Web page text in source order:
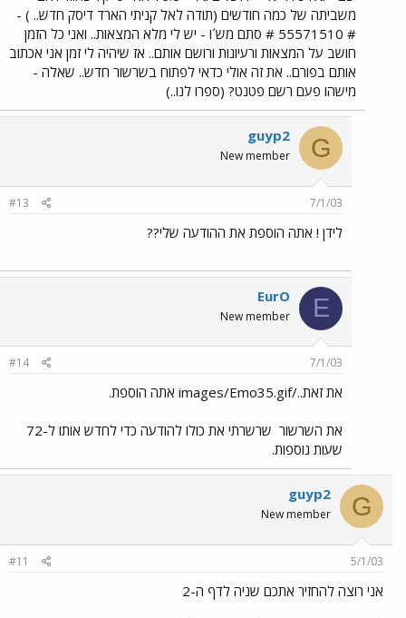
משביתה של כמה חודשים (תודה לאל קניתי הארד דיסק חדש.. ) -
# 55571510 # סתם מש´ו - יש לי מלא המצאות.. ואני כל הזמן
חושב על המצאות ורעיונות ורושם אותם.. אז שיהיה לי זמן אני אכתוב
אותם בפורם.. את זה אולי כדאי לפתוח בשרשור חדש.. שאלה -
מישהו פעם רשם פטנט? (ספרו לנו..)
G
guyp2
New member
7/1/03
#13
לידן ! אתה הוספת את ההודעה שלי??
E
EurO
New member
7/1/03
#14
את זאת../images/Emo35.gif אתה הוספת.
את השרשור
שרשרתי את כולו להודעה כדי לחדש אותו ל-72
שעות נוספות.
G
guyp2
New member
5/1/03
#11
אני רוצה להחזיר אתכם שניה לדף ה-2